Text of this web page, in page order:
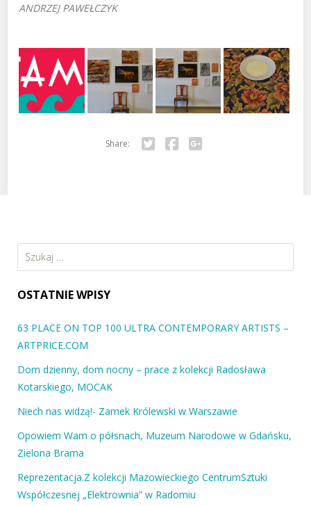
ANDRZEJ PAWEŁCZYK
Share:
Szukaj:
OSTATNIE WPISY
63 PLACE ON TOP 100 ULTRA CONTEMPORARY ARTISTS –
ARTPRICE.COM
Dom dzienny, dom nocny – prace z kolekcji Radosława
Kotarskiego, MOCAK
Niech nas widzą!- Zamek Królewski w Warszawie
Opowiem Wam o półsnach, Muzeum Narodowe w Gdańsku,
Zielona Brama
Reprezentacja.Z kolekcji Mazowieckiego CentrumSztuki
Współczesnej „Elektrownia” w Radomiu